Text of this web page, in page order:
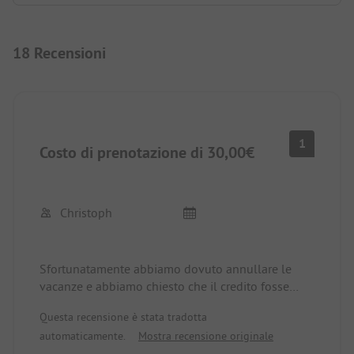
18 Recensioni
Costo di prenotazione di 30,00€ 1
Christoph
Sfortunatamente abbiamo dovuto annullare le
vacanze e abbiamo chiesto che il credito fosse
nella primavera del 2026.
Una risposta informale secondo le condizioni
Questa recensione è stata tradotta
automaticamente.
Mostra recensione originale